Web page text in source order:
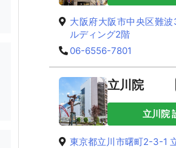
大阪府大阪市中央区難
ルディング2階
06-6556-7801
立川院
立川院
東京都立川市曙町2-3-1